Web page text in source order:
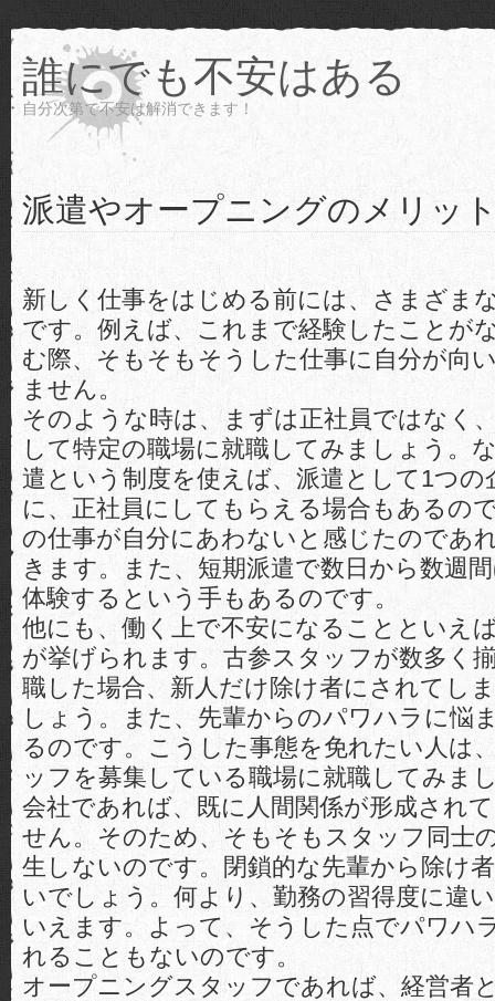
誰にでも不安はある
自分次第で不安は解消できます！
派遣やオープニングのメリッ
新しく仕事をはじめる前には、さまざま
です。例えば、これまで経験したことが
む際、そもそもそうした仕事に自分が向
ません。
そのような時は、まずは正社員ではなく
して特定の職場に就職してみましょう。
遣という制度を使えば、派遣として1つの
に、正社員にしてもらえる場合もあるの
の仕事が自分にあわないと感じたのであ
きます。また、短期派遣で数日から数週
体験するという手もあるのです。
他にも、働く上で不安になることといえ
が挙げられます。古参スタッフが数多く
職した場合、新人だけ除け者にされてし
しょう。また、先輩からのパワハラに悩
るのです。こうした事態を免れたい人は
ッフを募集している職場に就職してみま
会社であれば、既に人間関係が形成され
せん。そのため、そもそもスタッフ同士
生しないのです。閉鎖的な先輩から除け
いでしょう。何より、勤務の習得度に違
いえます。よって、そうした点でパワハ
れることもないのです。
オープニングスタッフであれば、経営者